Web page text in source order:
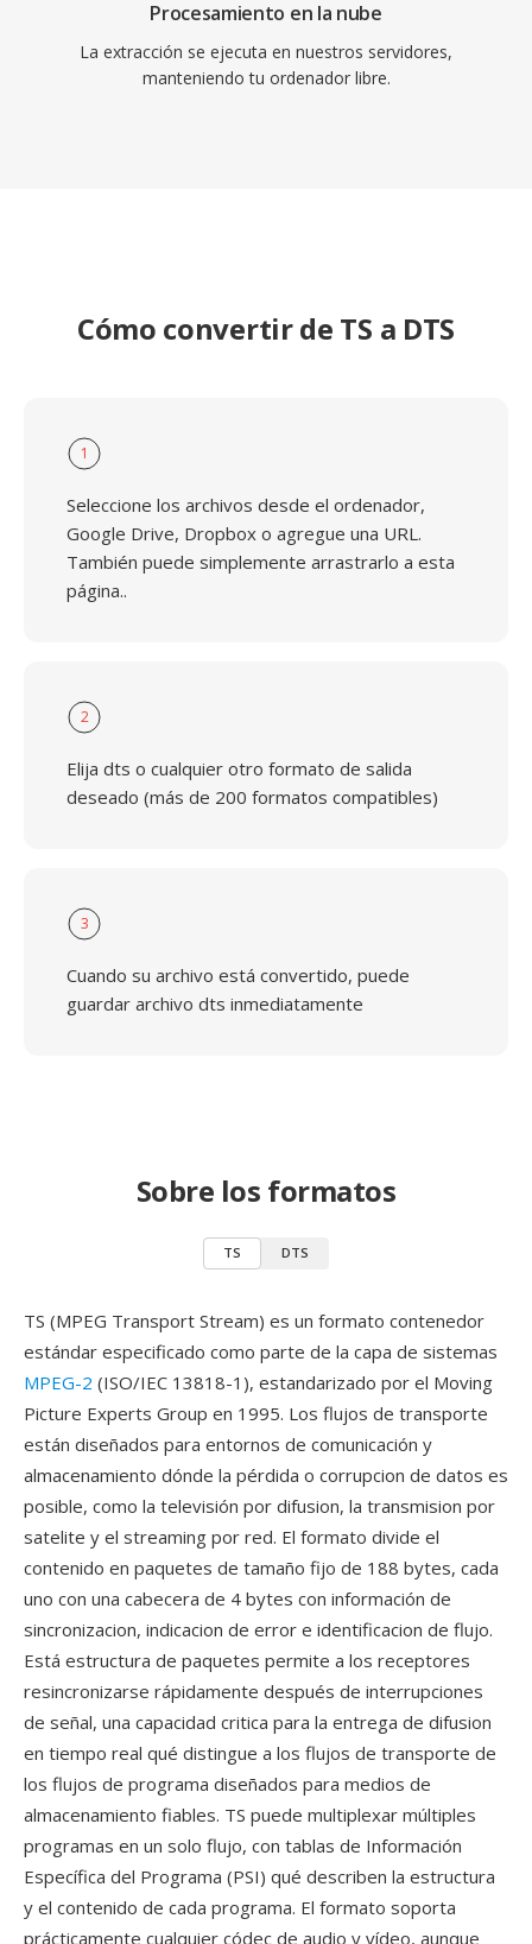
Procesamiento en la nube
La extracción se ejecuta en nuestros servidores,
manteniendo tu ordenador libre.
Cómo convertir de TS a DTS
1
Seleccione los archivos desde el ordenador,
Google Drive, Dropbox o agregue una URL.
También puede simplemente arrastrarlo a esta
página..
2
Elija dts o cualquier otro formato de salida
deseado (más de 200 formatos compatibles)
3
Cuando su archivo está convertido, puede
guardar archivo dts inmediatamente
Sobre los formatos
TS DTS
TS (MPEG Transport Stream) es un formato contenedor
estándar especificado como parte de la capa de sistemas
MPEG-2 (ISO/IEC 13818-1), estandarizado por el Moving
Picture Experts Group en 1995. Los flujos de transporte
están diseñados para entornos de comunicación y
almacenamiento dónde la pérdida o corrupcion de datos es
posible, como la televisión por difusion, la transmision por
satelite y el streaming por red. El formato divide el
contenido en paquetes de tamaño fijo de 188 bytes, cada
uno con una cabecera de 4 bytes con información de
sincronizacion, indicacion de error e identificacion de flujo.
Está estructura de paquetes permite a los receptores
resincronizarse rápidamente después de interrupciones
de señal, una capacidad critica para la entrega de difusion
en tiempo real qué distingue a los flujos de transporte de
los flujos de programa diseñados para medios de
almacenamiento fiables. TS puede multiplexar múltiples
programas en un solo flujo, con tablas de Información
Específica del Programa (PSI) qué describen la estructura
y el contenido de cada programa. El formato soporta
prácticamente cualquier códec de audio y vídeo, aunque